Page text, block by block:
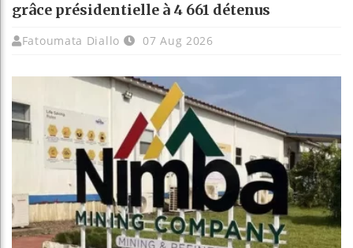
grâce présidentielle à 4 661 détenus
Fatoumata Diallo 07 Aug 2026